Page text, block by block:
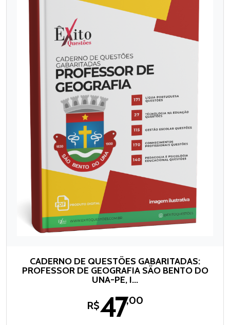
CADERNO DE QUESTÕES GABARITADAS:
PROFESSOR DE GEOGRAFIA SÃO BENTO DO
UNA-PE, I...
R$47,00